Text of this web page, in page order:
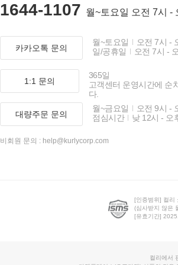
1644-1107 월~토요일 오전 7시 -
카카오톡 문의
월~토요일
오전 7시 -
일/공휴일
오전 7시 -
1:1 문의
365일
고객센터 운영시간에 순
다.
대량주문 문의
월~금요일
오전 9시 -
점심시간
낮 12시 - 오
비회원 문의 : help@kurlycorp.com
[인증범위] 컬리
(심사받지 않은
[유효기간]
컬리에서